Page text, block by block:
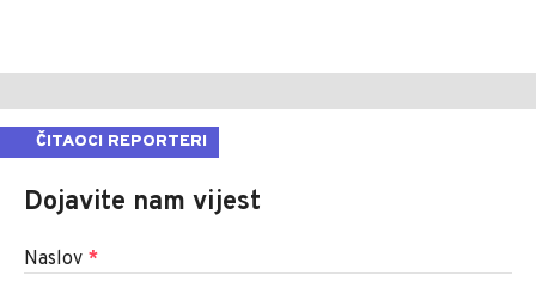
ČITAOCI REPORTERI
Dojavite nam vijest
Naslov *